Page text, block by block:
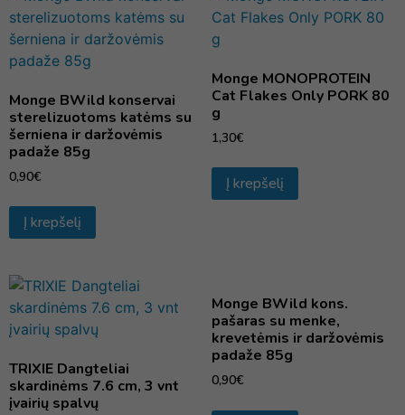
Monge BWild konservai
sterelizuotoms katėms su
šerniena ir daržovėmis
padaže 85g
0,90€
Į krepšelį
Monge MONOPROTEIN
Cat Flakes Only PORK 80
g
1,30€
Į krepšelį
TRIXIE Dangteliai
skardinėms 7.6 cm, 3 vnt
įvairių spalvų
Monge BWild kons.
pašaras su menke,
krevetėmis ir daržovėmis
padaže 85g
0,90€